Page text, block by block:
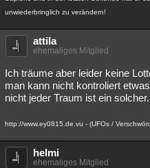
unwiederbringlich zu verändern!
attila
ehemaliges Mitglied
Ich träume aber leider keine
man kann nicht kontroliert
nicht jeder Traum ist ein
http://www.ey0815.de.vu - (UFOs /
helmi
ehemaliges Mitglied